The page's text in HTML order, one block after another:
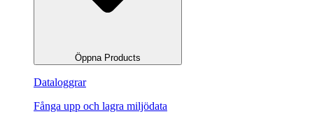
Öppna Products
Dataloggrar
Fånga upp och lagra miljödata